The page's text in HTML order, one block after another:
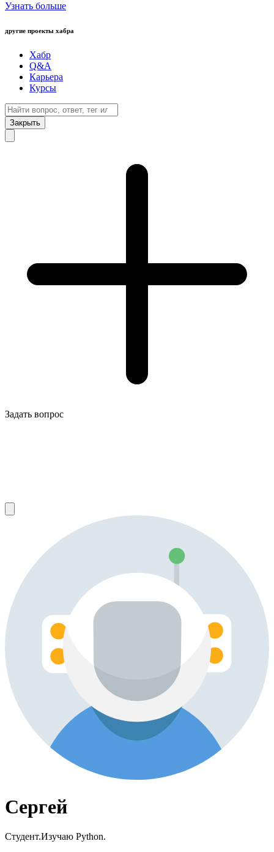
Узнать больше
другие проекты хабра
Хабр
Q&A
Карьера
Курсы
Закрыть
Задать вопрос
Сергей
Студент.Изучаю Python.